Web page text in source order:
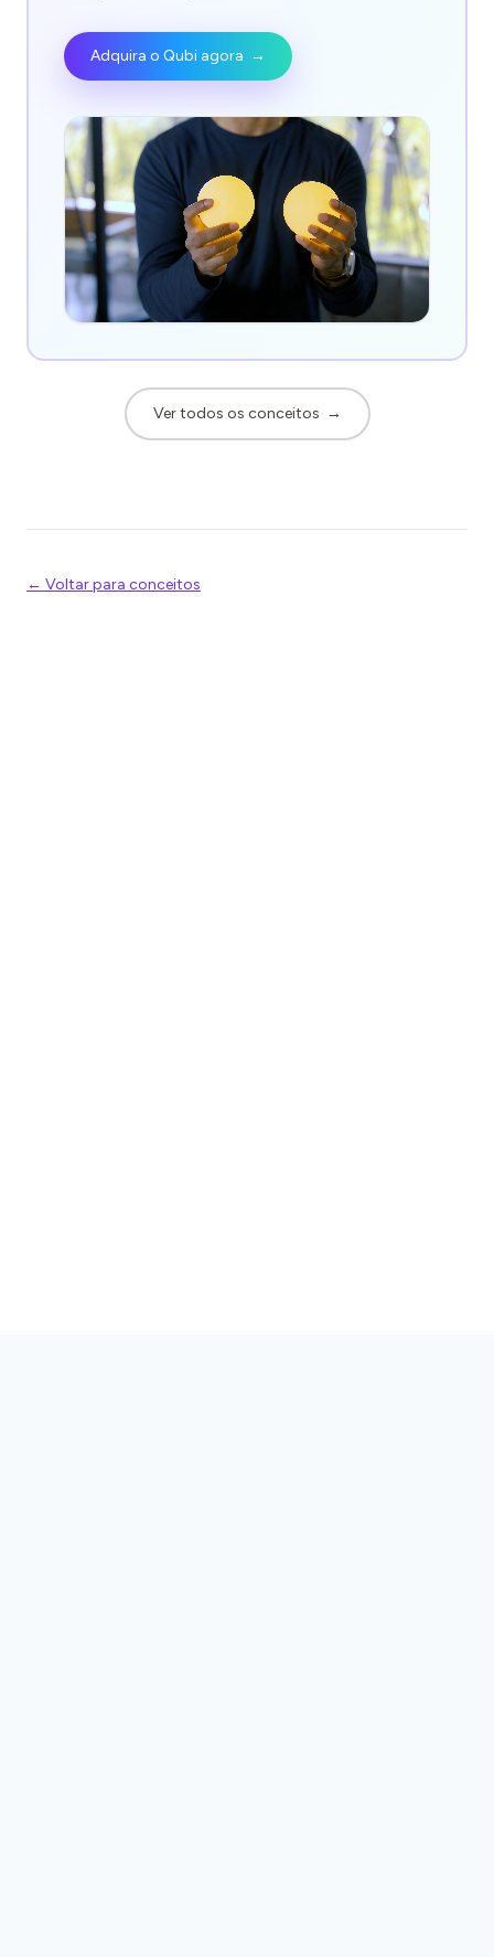
Adquira o Qubi agora →
Ver todos os conceitos →
← Voltar para conceitos